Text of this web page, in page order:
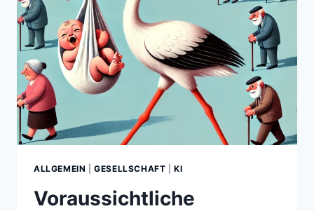
ALLGEMEIN |GESELLSCHAFT |KI
Voraussichtliche